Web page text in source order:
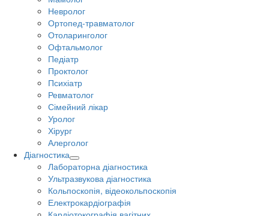
Невролог
Ортопед-травматолог
Отоларинголог
Офтальмолог
Педіатр
Проктолог
Психіатр
Ревматолог
Сімейний лікар
Уролог
Хірург
Алерголог
Діагностика
Лабораторна діагностика
Ультразвукова діагностика
Кольпоскопія, відеокольпоскопія
Електрокардіографія